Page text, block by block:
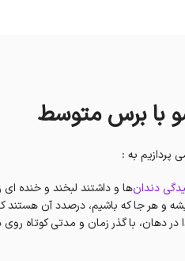
پردازیم به :
دندان‌ها و داشتند لبخند و خنده ای
و هر جا که باشیم، درصدد آن هستند
دهان، با گذر زمان و مدتی کوتاه روی